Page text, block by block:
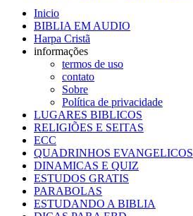
Inicio
BIBLIA EM AUDIO
Harpa Cristã
informações
termos de uso
contato
Sobre
Política de privacidade
LUGARES BIBLICOS
RELIGIÕES E SEITAS
ECC
QUADRINHOS EVANGELICOS
DINAMICAS E QUIZ
ESTUDOS GRATIS
PARABOLAS
ESTUDANDO A BIBLIA